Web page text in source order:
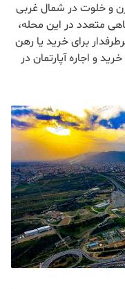
و خلوت در شمال غربی
متعدد در این محله،
برای خرید یا رهن
و اجاره آپارتمان در